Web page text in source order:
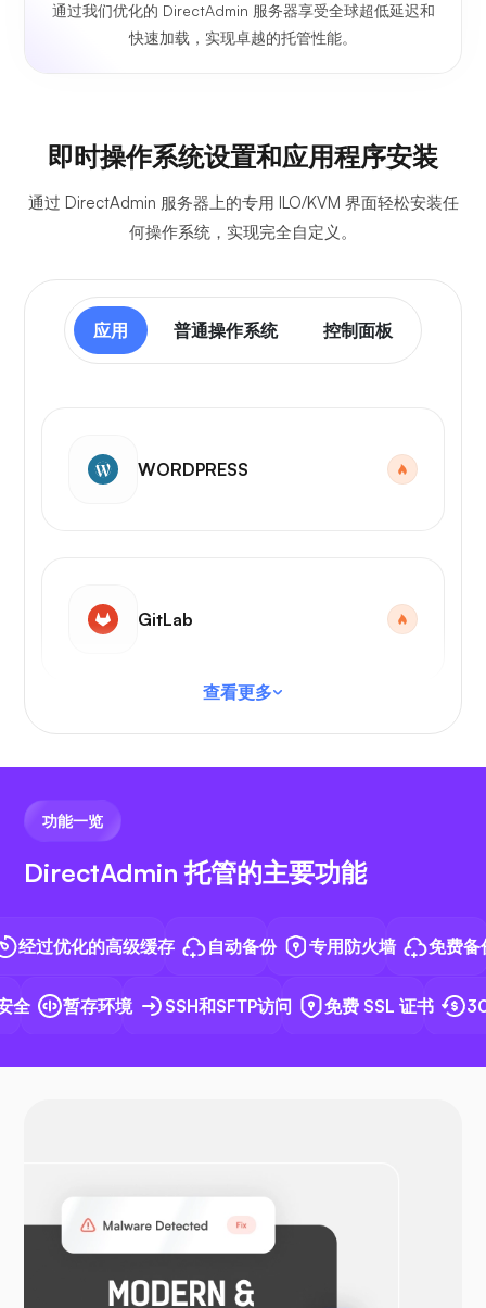
通过我们优化的 DirectAdmin 服务器享受全球超低延迟和
快速加载，实现卓越的托管性能。
即时操作系统设置和应用程序安装
通过 DirectAdmin 服务器上的专用 ILO/KVM 界面轻松安装任
何操作系统，实现完全自定义。
应用 普通操作系统 控制面板
WORDPRESS
GitLab
VS 代码
Docker
OpenVPN
查看更多
功能一览
DirectAdmin 托管的主要功能
优化的高级缓存 自动备份 专用防火墙 免费备份
暂存环境 SSH和SFTP访问 免费 SSL 证书 30